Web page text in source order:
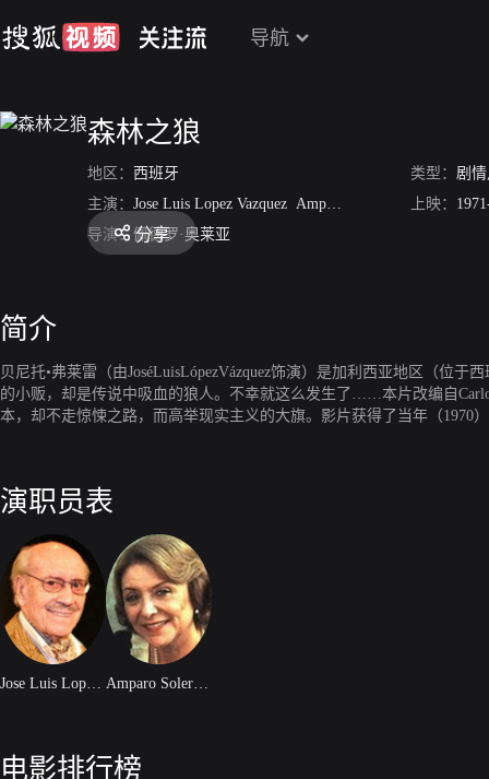
导航
森林之狼
地区： 西班牙 类型： 剧
主演： Jose Luis Lopez Vazquez Amparo Soler Leal 上映：
导演： 佩德罗·奥莱亚
分享
简介
贝尼托•弗莱雷（由JoséLuisLópezVázquez饰演）是加利西亚地区（位
的小贩，却是传说中吸血的狼人。不幸就这么发生了……本片改编自
本，却不走惊悚之路，而高举现实主义的大旗。影片获得了当年（1970
演职员表
电影排行榜